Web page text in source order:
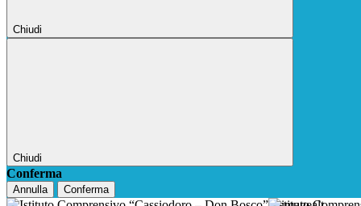
Chiudi
Chiudi
Conferma
Annulla Conferma